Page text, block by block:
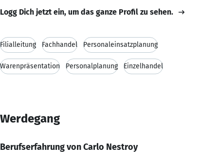
Logg Dich jetzt ein, um das ganze Profil zu sehen.
Filialleitung Fachhandel Personaleinsatzplanung
Warenpräsentation Personalplanung Einzelhandel
Werdegang
Berufserfahrung von Carlo Nestroy